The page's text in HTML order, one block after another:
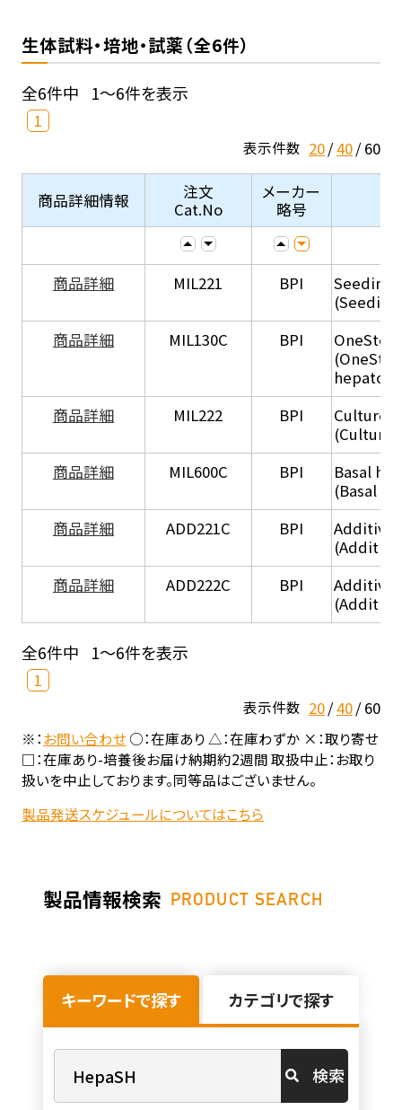
生体試料・培地・試薬（全6件）
全6件中 1～6件を表示
1
表示件数 20 40 60
商品詳細情報
注文
Cat.No
メーカー
略号
商品詳細 MIL221 BPI
Seeding
商品詳細
MIL130C BPI
商品詳細
MIL222 BPI
Culture
(Culture
商品詳細
MIL600C BPI
Basal
(Basal
商品詳細
ADD221C BPI
商品詳細
ADD222C BPI
全6件中 1～6件を表示
1
表示件数 20 40 60
※：お問い合わせ○：在庫あり △：在庫わずか ×：取り寄せ
□：在庫あり-培養後お届け納期約2週間 取扱中止：お取り
扱いを中止しております。同等品はございません。
製品発送スケジュールについてはこちら
製品情報検索 PRODUCT SEARCH
キーワードで探す カテゴリで探す
検索